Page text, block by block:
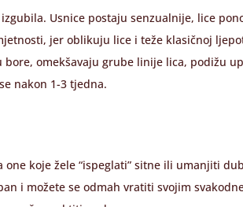
Usnice postaju senzualnije, lice
jer oblikuju lice i teže klasičnoj
omekšavaju grube linije lica, podižu
nakon 1-3 tjedna.
koje žele “ispeglati” sitne ili umanjiti
i možete se odmah vratiti svojim